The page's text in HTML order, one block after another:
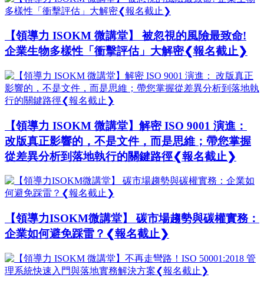
【領導力 ISOKM 微講堂】 被忽視的風險最致命!
企業生物多樣性「衝擊評估」大解密❮報名截止❯
【領導力 ISOKM 微講堂】解密 ISO 9001 演進：
改版真正影響的，不是文件，而是思維；帶您掌握
從差異分析到落地執行的關鍵路徑❮報名截止❯
【領導力ISOKM微講堂】 碳市場趨勢與碳權實務：
企業如何避免踩雷？❮報名截止❯